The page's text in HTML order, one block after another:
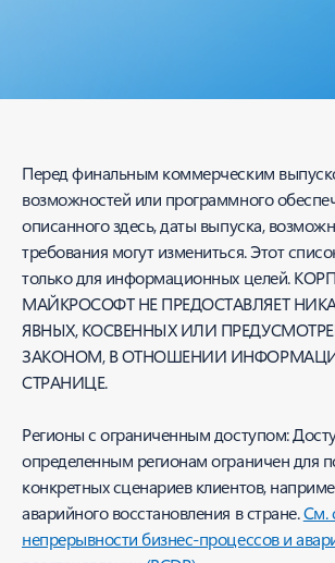
Перед финальным коммерческим
возможностей или программного
описанного здесь, даты выпуска,
требования могут измениться. Этот
только для информационных целей.
МАЙКРОСОФТ НЕ ПРЕДОСТАВЛЯЕТ
ЯВНЫХ, КОСВЕННЫХ ИЛИ
ЗАКОНОМ, В ОТНОШЕНИИ
СТРАНИЦЕ.
Регионы с ограниченным доступом:
определенным регионам ограничен для
конкретных сценариев клиентов,
аварийного восстановления в стране.См.
непрерывности бизнес-процессов и